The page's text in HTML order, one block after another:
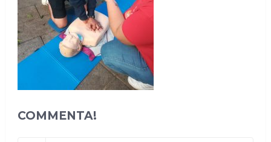
COMMENTA!